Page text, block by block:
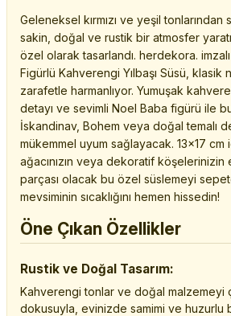
Geleneksel kırmızı ve yeşil tonlarından
sakin, doğal ve rustik bir atmosfer
özel olarak tasarlandı. herdekora.
Figürlü Kahverengi Yılbaşı Süsü,
zarafetle harmanlıyor. Yumuşak
detayı ve sevimli Noel Baba figürü ile
İskandinav, Bohem veya doğal temalı
mükemmel uyum sağlayacak. 13x17
ağacınızın veya dekoratif
parçası olacak bu özel süslemeyi
mevsiminin sıcaklığını hemen hissedin!
Öne Çıkan Özellikler
Rustik ve Doğal Tasarım:
Kahverengi tonlar ve doğal malzemeyi
dokusuyla, evinizde samimi ve huzurlu